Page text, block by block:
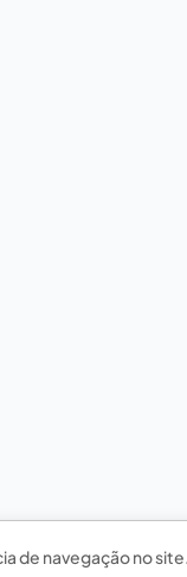
de navegação no site.